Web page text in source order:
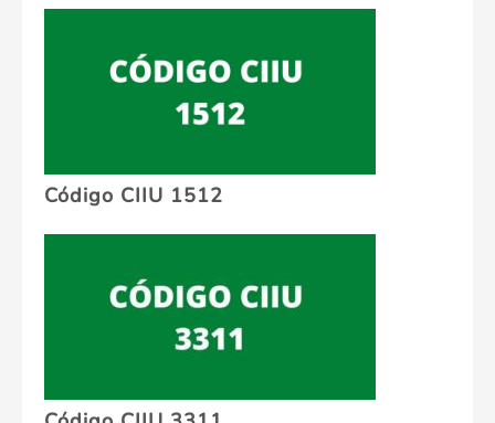
Código CIIU 1512